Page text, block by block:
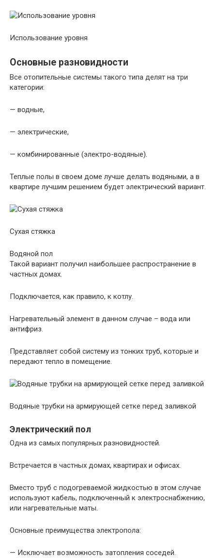
Использование уровня
Основные разновидности
Все отопительные системы такого типа делят на три
категории:
— водные,
— электрические,
— комбинированные (электро-водяные).
Теплые полы в своем доме лучше делать водяными, а в
квартире лучшим решением будет электрический вариант.
Сухая стяжка
Водяной пол
Такой вариант получил наибольшее распространение в
частных домах.
Подключается, как правило, к котлу.
Нагревательный элемент в данном случае – вода или
антифриз.
Представляет собой систему из тонких труб, которые и
передают тепло в помещение.
Водяные трубки на армирующей сетке перед заливкой
Электрический пол
Одна из самых популярных разновидностей.
Встречается в частных домах, квартирах и офисах.
Вместо труб с подогреваемой жидкостью в этом случае
используют кабель, подключенный к электроснабжению,
или нагревательные маты.
Основные преимущества электропола:
— Исключает возможность затопления соседей.